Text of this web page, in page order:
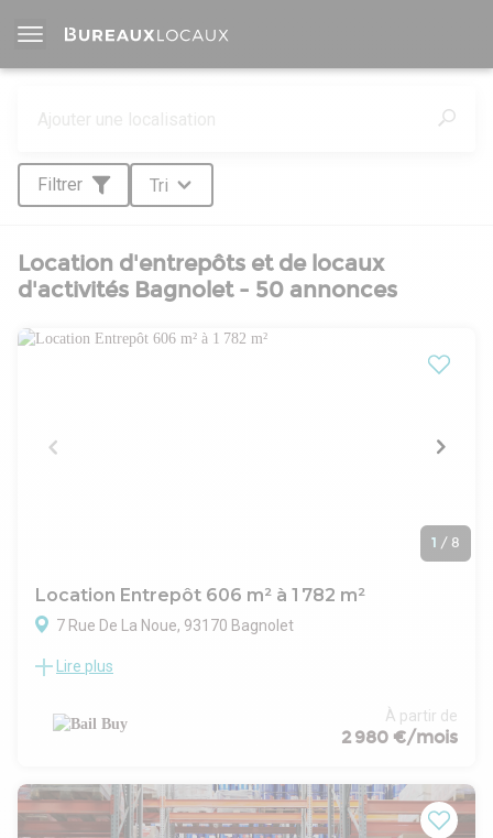
Filtrer Tri
Location d'entrepôts et de locaux
d'activités Bagnolet - 50 annonces
1 / 8
Location Entrepôt 606 m² à 1 782 m²
7 Rue De La Noue, 93170 Bagnolet
Bagnolet, surfaces d'activités et de stockage proposées à la
mois. Surfaces fonctionnelles de plain pied avec portes
sectionnelles, et accès moyens porteurs.
Parking intérieur : 2
Parkings (commentaires) : Loyer parking inclus
Lire plus
À partir de
2 980 €/mois